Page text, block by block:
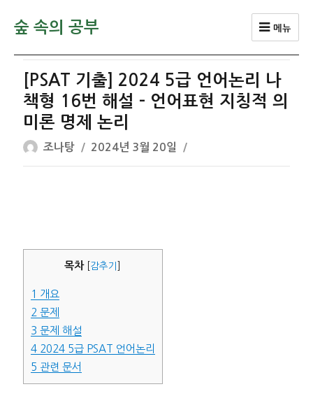
숲 속의 공부 메뉴
[PSAT 기출] 2024 5급 언어논리 나
책형 16번 해설 – 언어표현 지칭적 의
미론 명제 논리
글
쓴
조나탕
작
성
2024년 3월 20일
목차 감추기
1 개요
2 문제
3 문제 해설
42024 5급 PSAT 언어논리
5 관련 문서